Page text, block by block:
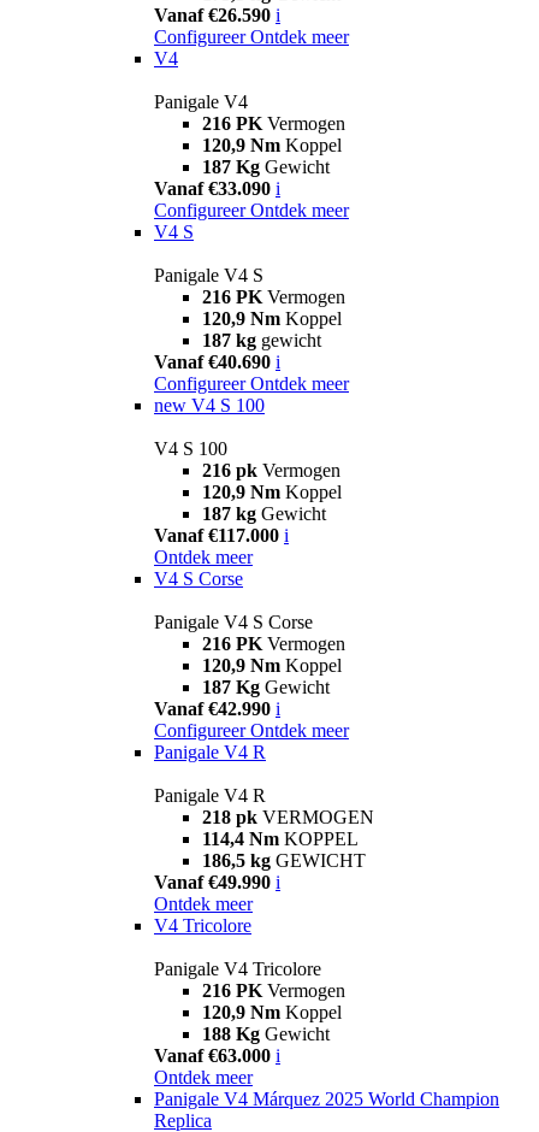
Vanaf €26.590 i
Configureer Ontdek meer
V4
Panigale V4
216 PK Vermogen
120,9 Nm Koppel
187 Kg Gewicht
Vanaf €33.090 i
Configureer Ontdek meer
V4 S
Panigale V4 S
216 PK Vermogen
120,9 Nm Koppel
187 kg gewicht
Vanaf €40.690 i
Configureer Ontdek meer
new V4 S 100
V4 S 100
216 pk Vermogen
120,9 Nm Koppel
187 kg Gewicht
Vanaf €117.000 i
Ontdek meer
V4 S Corse
Panigale V4 S Corse
216 PK Vermogen
120,9 Nm Koppel
187 Kg Gewicht
Vanaf €42.990 i
Configureer Ontdek meer
Panigale V4 R
Panigale V4 R
218 pk VERMOGEN
114,4 Nm KOPPEL
186,5 kg GEWICHT
Vanaf €49.990 i
Ontdek meer
V4 Tricolore
Panigale V4 Tricolore
216 PK Vermogen
120,9 Nm Koppel
188 Kg Gewicht
Vanaf €63.000 i
Ontdek meer
Panigale V4 Márquez 2025 World Champion
Replica